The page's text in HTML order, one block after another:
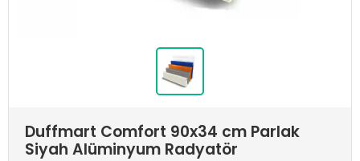
Duffmart Comfort 90x34 cm Parlak
Siyah Alüminyum Radyatör